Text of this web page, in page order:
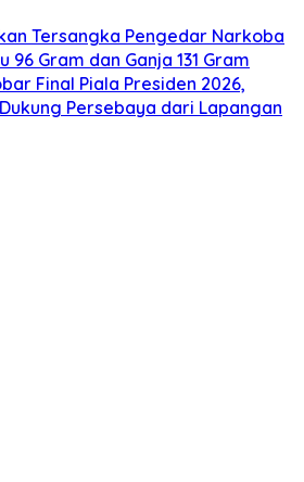
Tersangka Pengedar Narkoba
96 Gram dan Ganja 131 Gram
Final Piala Presiden 2026,
Persebaya dari Lapangan